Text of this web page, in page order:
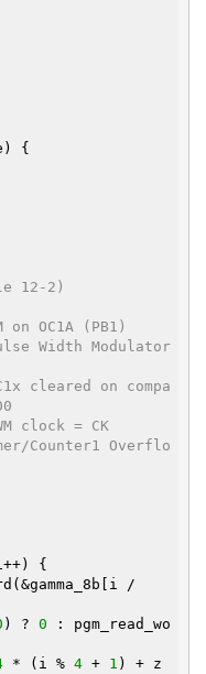
{
12-2)
OC1A (PB1)
Width Modulator
cleared on compa
clock = CK
Counter1 Overflo
{
) ? 0 : pgm_read_wo
* (i % 4 + 1 ) + z